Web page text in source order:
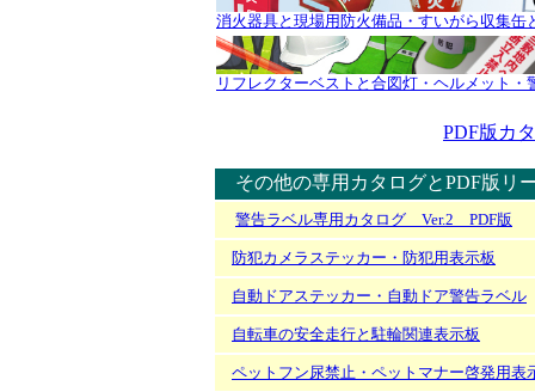
消火器具と現場用防火備品・すいがら収集缶
リフレクターベストと合図灯・ヘルメット・
PDF版カ
その他の専用カタログとPDF版リ
警告ラベル専用カタログ Ver.2 PDF版
防犯カメラステッカー・防犯用表示板
自動ドアステッカー・自動ドア警告ラベル
自転車の安全走行と駐輪関連表示板
ペットフン尿禁止・ペットマナー啓発用表